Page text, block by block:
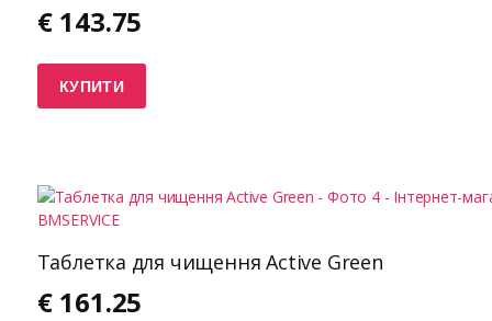
€ 143.75
КУПИТИ
Таблетка для чищення Active Green
€ 161.25